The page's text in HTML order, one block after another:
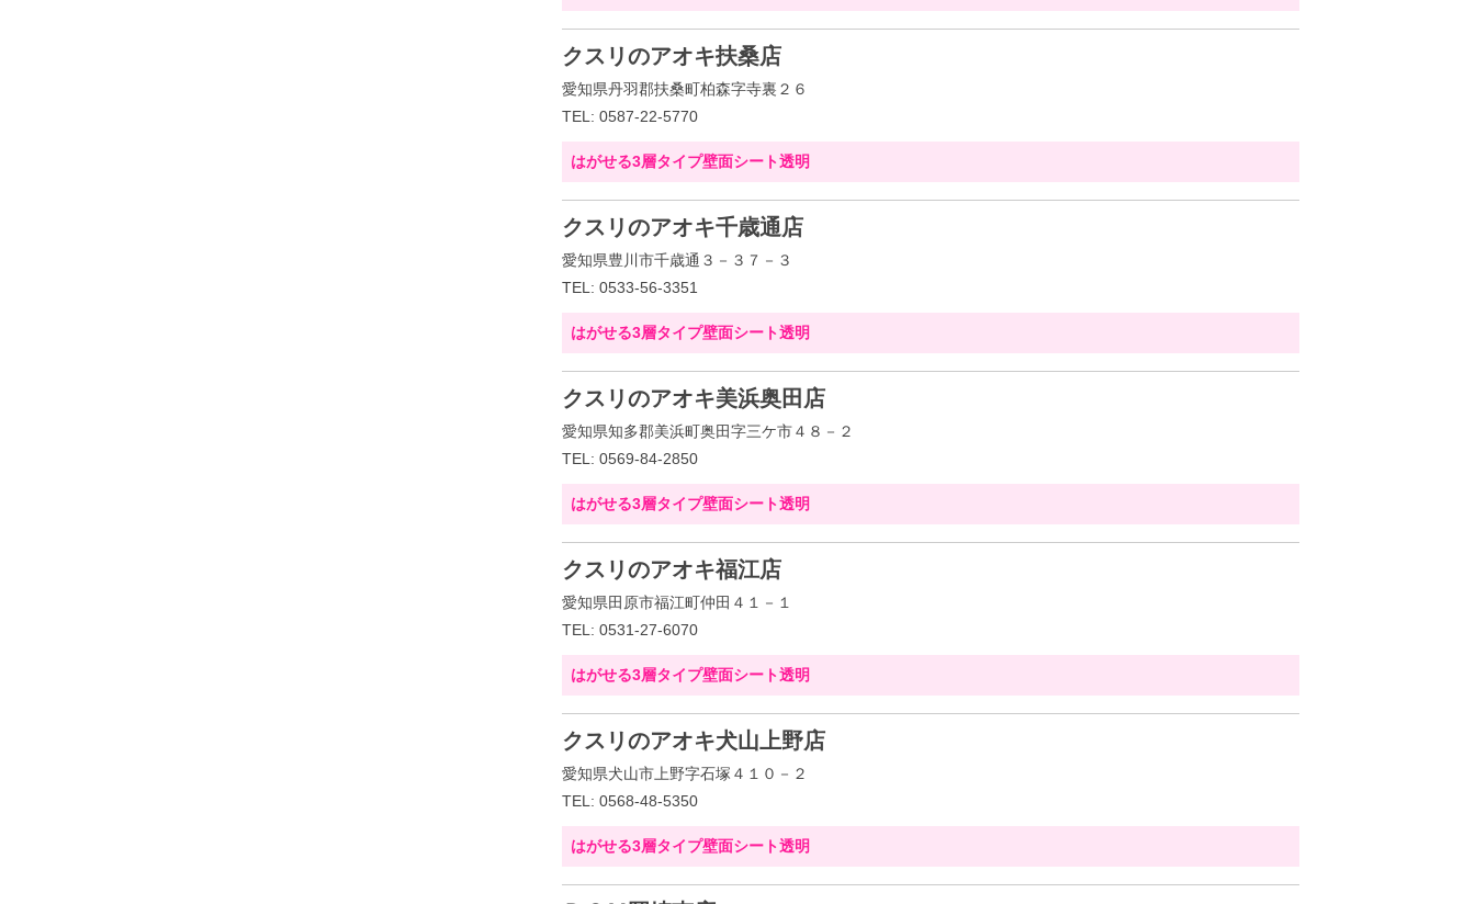
クスリのアオキ扶桑店
愛知県丹羽郡扶桑町柏森字寺裏２６
TEL: 0587-22-5770
はがせる3層タイプ壁面シート透明
クスリのアオキ千歳通店
愛知県豊川市千歳通３－３７－３
TEL: 0533-56-3351
はがせる3層タイプ壁面シート透明
クスリのアオキ美浜奥田店
愛知県知多郡美浜町奥田字三ケ市４８－２
TEL: 0569-84-2850
はがせる3層タイプ壁面シート透明
クスリのアオキ福江店
愛知県田原市福江町仲田４１－１
TEL: 0531-27-6070
はがせる3層タイプ壁面シート透明
クスリのアオキ犬山上野店
愛知県犬山市上野字石塚４１０－２
TEL: 0568-48-5350
はがせる3層タイプ壁面シート透明